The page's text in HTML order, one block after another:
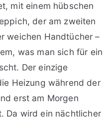
mit einem hübschen
der am zweiten
weichen Handtücher –
was man sich für ein
Der einzige
Heizung während der
erst am Morgen
Da wird ein nächtlicher